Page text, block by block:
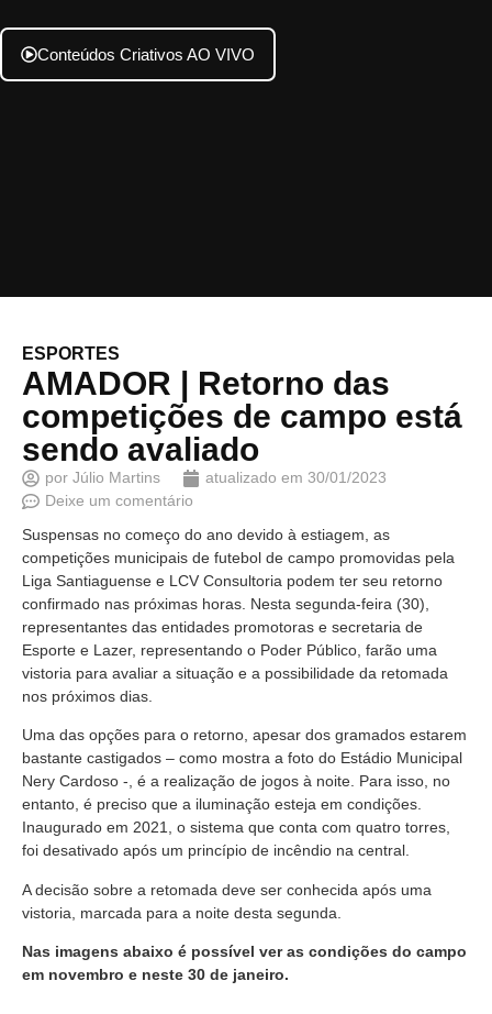
Conteúdos Criativos AO VIVO
ESPORTES
AMADOR | Retorno das
competições de campo está
sendo avaliado
por Júlio Martins atualizado em 30/01/2023
Deixe um comentário
Suspensas no começo do ano devido à estiagem, as
competições municipais de futebol de campo promovidas pela
Liga Santiaguense e LCV Consultoria podem ter seu retorno
confirmado nas próximas horas. Nesta segunda-feira (30),
representantes das entidades promotoras e secretaria de
Esporte e Lazer, representando o Poder Público, farão uma
vistoria para avaliar a situação e a possibilidade da retomada
nos próximos dias.
Uma das opções para o retorno, apesar dos gramados estarem
bastante castigados – como mostra a foto do Estádio Municipal
Nery Cardoso -, é a realização de jogos à noite. Para isso, no
entanto, é preciso que a iluminação esteja em condições.
Inaugurado em 2021, o sistema que conta com quatro torres,
foi desativado após um princípio de incêndio na central.
A decisão sobre a retomada deve ser conhecida após uma
vistoria, marcada para a noite desta segunda.
Nas imagens abaixo é possível ver as condições do campo
em novembro e neste 30 de janeiro.